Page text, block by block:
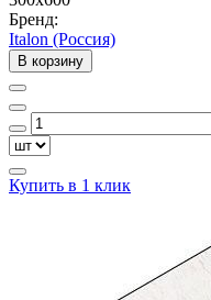
Бренд:
Italon (Россия)
В корзину
Купить в 1 клик